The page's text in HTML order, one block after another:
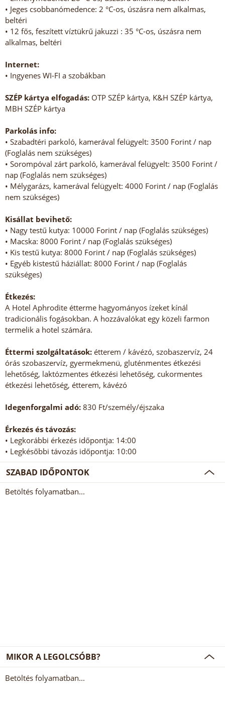
• Jeges csobbanómedence: 2 °C-os, úszásra nem alkalmas,
beltéri
• 12 fős, feszített víztükrű jakuzzi : 35 °C-os, úszásra nem
alkalmas, beltéri
Internet:
• Ingyenes WI-FI a szobákban
SZÉP kártya elfogadás: OTP SZÉP kártya, K&H SZÉP kártya,
MBH SZÉP kártya
Parkolás info:
• Szabadtéri parkoló, kamerával felügyelt: 3500 Forint / nap
(Foglalás nem szükséges)
• Sorompóval zárt parkoló, kamerával felügyelt: 3500 Forint /
nap (Foglalás nem szükséges)
• Mélygarázs, kamerával felügyelt: 4000 Forint / nap (Foglalás
nem szükséges)
Kisállat bevihető:
• Nagy testű kutya: 10000 Forint / nap (Foglalás szükséges)
• Macska: 8000 Forint / nap (Foglalás szükséges)
• Kis testű kutya: 8000 Forint / nap (Foglalás szükséges)
• Egyéb kistestű háziállat: 8000 Forint / nap (Foglalás
szükséges)
Étkezés:
A Hotel Aphrodite étterme hagyományos ízeket kínál
tradicionális fogásokban. A hozzávalókat egy közeli farmon
termelik a hotel számára.
Éttermi szolgáltatások: étterem / kávézó, szobaszervíz, 24
órás szobaszervíz, gyermekmenü, gluténmentes étkezési
lehetőség, laktózmentes étkezési lehetőség, cukormentes
étkezési lehetőség, étterem, kávézó
Idegenforgalmi adó: 830 Ft/személy/éjszaka
Érkezés és távozás:
• Legkorábbi érkezés időpontja: 14:00
• Legkésőbbi távozás időpontja: 10:00
SZABAD IDŐPONTOK
Betöltés folyamatban...
MIKOR A LEGOLCSÓBB?
Betöltés folyamatban...